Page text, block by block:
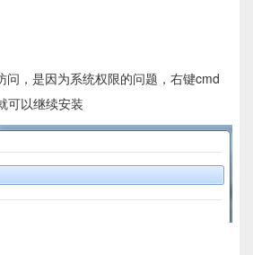
问，是因为系统权限的问题，右键cmd
可以继续安装